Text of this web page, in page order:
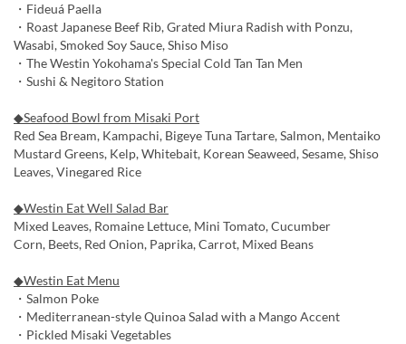
・Fideuá Paella
・Roast Japanese Beef Rib, Grated Miura Radish with Ponzu,
Wasabi, Smoked Soy Sauce, Shiso Miso
・The Westin Yokohama's Special Cold Tan Tan Men
・Sushi & Negitoro Station
◆Seafood Bowl from Misaki Port
Red Sea Bream, Kampachi, Bigeye Tuna Tartare, Salmon, Mentaiko
Mustard Greens, Kelp, Whitebait, Korean Seaweed, Sesame, Shiso
Leaves, Vinegared Rice
◆Westin Eat Well Salad Bar
Mixed Leaves, Romaine Lettuce, Mini Tomato, Cucumber
Corn, Beets, Red Onion, Paprika, Carrot, Mixed Beans
◆Westin Eat Menu
・Salmon Poke
・Mediterranean-style Quinoa Salad with a Mango Accent
・Pickled Misaki Vegetables